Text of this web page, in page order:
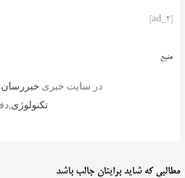
منبع
در سایت خبری خبررسان
تکنولوژی
مطالبی که شاید برایتان جالب باشد